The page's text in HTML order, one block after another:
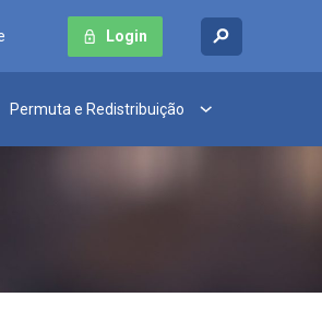
Login
Permuta e Redistribuição